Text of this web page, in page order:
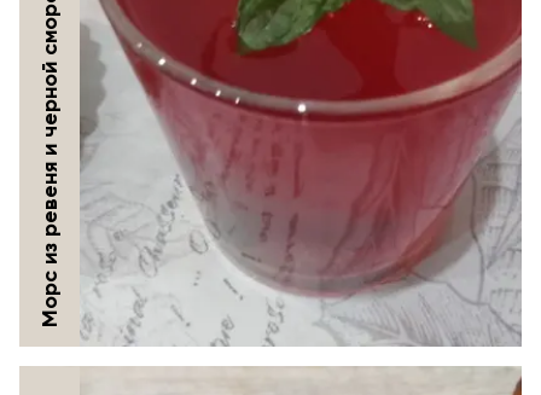
Морс из ревеня и черной смородины